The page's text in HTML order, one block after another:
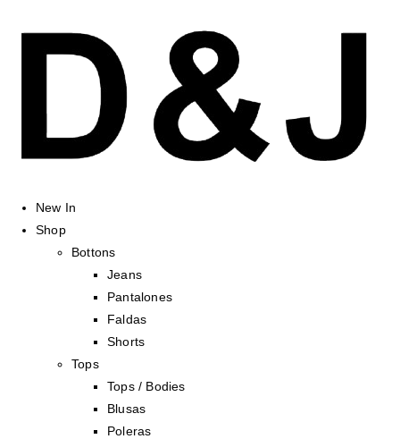
New In
Shop
Bottons
Jeans
Pantalones
Faldas
Shorts
Tops
Tops / Bodies
Blusas
Poleras